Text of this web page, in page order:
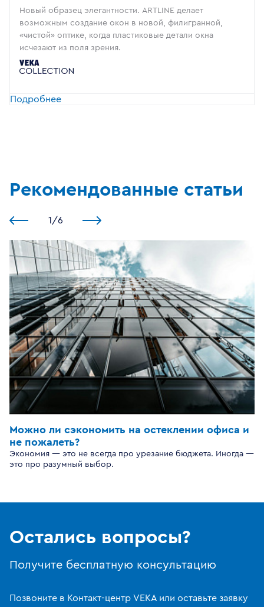
Новый образец элегантности. ARTLINE делает
возможным создание окон в новой, филигранной,
«чистой» оптике, когда пластиковые детали окна
исчезают из поля зрения.
Подробнее
Рекомендованные статьи
1 /6
Можно ли сэкономить на остеклении офиса и
не пожалеть?
Экономия — это не всегда про урезание бюджета. Иногда —
это про разумный выбор.
Остались вопросы?
Получите бесплатную консультацию
Позвоните в Контакт-центр VEKA или оставьте заявку